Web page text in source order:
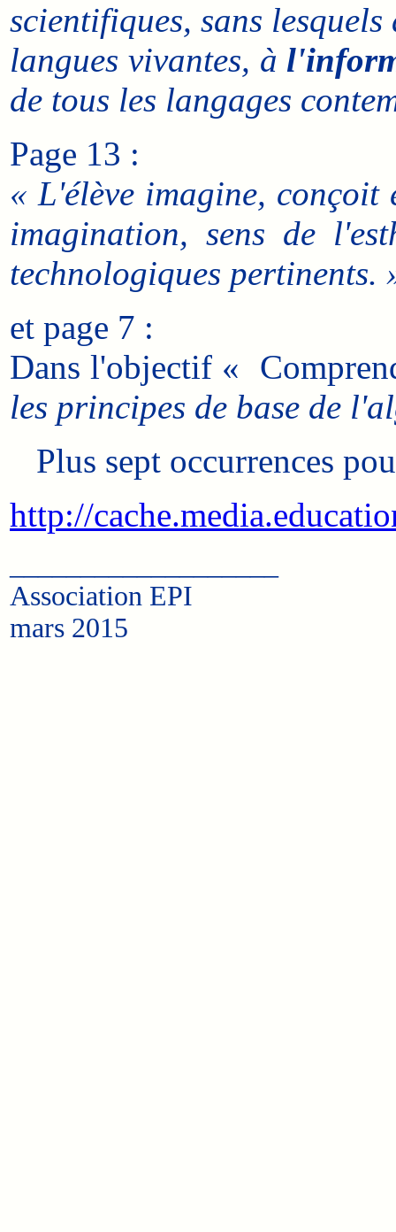
scientifiques, sans
langues vivantes, à
de tous les langages
Page 13 :
« L'élève imagine, conçoit
imagination, sens de
technologiques pertinents.
et page 7 :
Dans l'objectif «
les principes de base de
Plus sept occurrences
http://
Association EPI
mars 2015